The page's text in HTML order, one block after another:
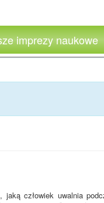
imprezy naukowe
jaką człowiek uwalnia